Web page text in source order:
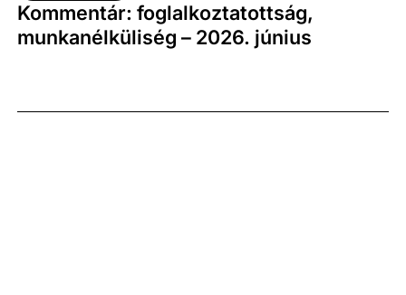
Kommentár: foglalkoztatottság,
munkanélküliség – 2026. június